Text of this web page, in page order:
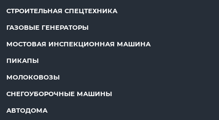
СТРОИТЕЛЬНАЯ СПЕЦТЕХНИКА
ГАЗОВЫЕ ГЕНЕРАТОРЫ
МОСТОВАЯ ИНСПЕКЦИОННАЯ МАШИНА
ПИКАПЫ
МОЛОКОВОЗЫ
СНЕГОУБОРОЧНЫЕ МАШИНЫ
АВТОДОМА